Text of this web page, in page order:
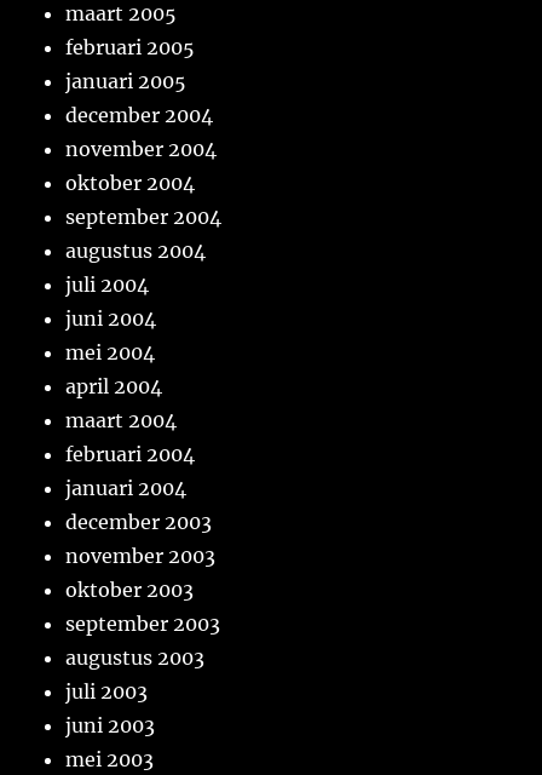
maart 2005
februari 2005
januari 2005
december 2004
november 2004
oktober 2004
september 2004
augustus 2004
juli 2004
juni 2004
mei 2004
april 2004
maart 2004
februari 2004
januari 2004
december 2003
november 2003
oktober 2003
september 2003
augustus 2003
juli 2003
juni 2003
mei 2003